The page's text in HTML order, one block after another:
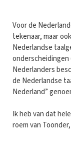
Voor de
tekenaar, maar
Nederlandse
onderscheidingen
Nederlanders
de Nederlandse
Nederland”
Ik heb van dat
roem van